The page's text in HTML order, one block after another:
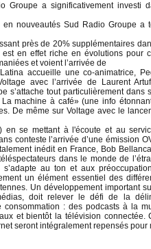
Groupe a significativement investi
nouveautés Sud Radio Groupe
près de 20% supplémentaires
en effet riche en évolutions pour
et voient l’arrivée de
accueille une co-animatrice,
avec l’arrivée de Laurent
s’attache tout particulièrement
machine à café» (une info
De même sur Voltage avec le
en se mettant à l'écoute et au
conteste l’arrivée d’une émission
inédit en France, Bob
dans le monde de
au ton et aux
un élément essentiel des
Un développement important
doit relever le défi de la
: des podcasts à la
et bientôt la télévision
seront intégralement repensés